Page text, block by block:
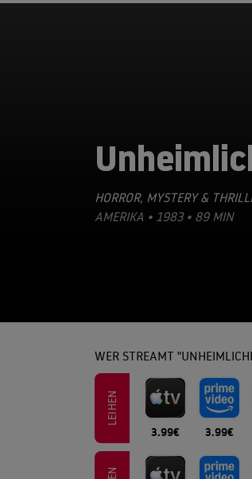
HORROR, MYSTERY &
AMERIKA • 1983 • 89 MIN
WER STREAMT
LEIHEN
3.99€ 3.99€